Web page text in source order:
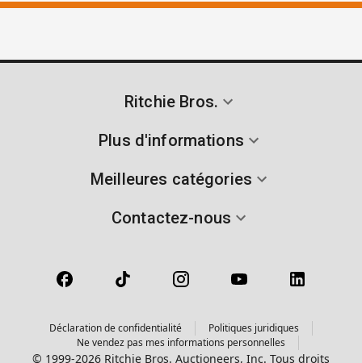
Ritchie Bros.
Plus d'informations
Meilleures catégories
Contactez-nous
Déclaration de confidentialité
Politiques juridiques
Ne vendez pas mes informations personnelles
© 1999-2026 Ritchie Bros. Auctioneers, Inc. Tous droits